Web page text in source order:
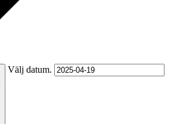
Välj datum.